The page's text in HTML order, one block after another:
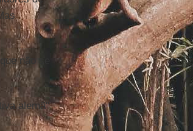
não se
alemã"